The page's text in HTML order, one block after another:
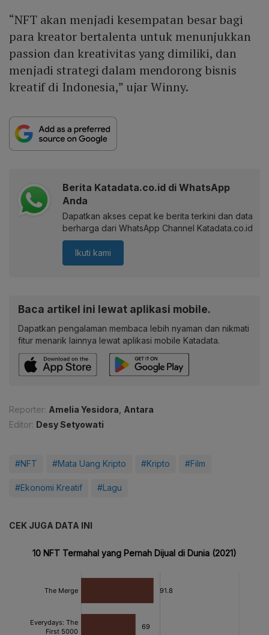
“NFT akan menjadi kesempatan besar bagi
para kreator bertalenta untuk menunjukkan
passion dan kreativitas yang dimiliki, dan
menjadi strategi dalam mendorong bisnis
kreatif di Indonesia,” ujar Winny.
Berita Katadata.co.id di WhatsApp
Anda
Dapatkan akses cepat ke berita terkini dan data
berharga dari WhatsApp Channel Katadata.co.id
Ikuti kami
Baca artikel ini lewat aplikasi mobile.
Dapatkan pengalaman membaca lebih nyaman dan nikmati
fitur menarik lainnya lewat aplikasi mobile Katadata.
Reporter: Amelia Yesidora Antara
Editor: Desy Setyowati
#NFT #Mata Uang Kripto #Kripto #Film
#Ekonomi Kreatif #Lagu
CEK JUGA DATA INI